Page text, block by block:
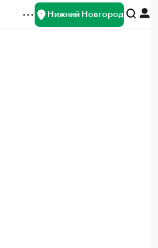
Нижний Новгород